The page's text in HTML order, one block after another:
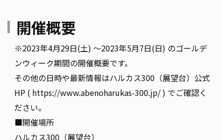
開催概要
※2023年4月29日(土) ～2023年5月7日(日) のゴールデ
ンウィーク期間の開催概要です。
その他の日時や最新情報はハルカス300（展望台）公式
HP ( https://www.abenoharukas-300.jp/) でご確認く
ださい。
■開催場所
ハルカス300（展望台）